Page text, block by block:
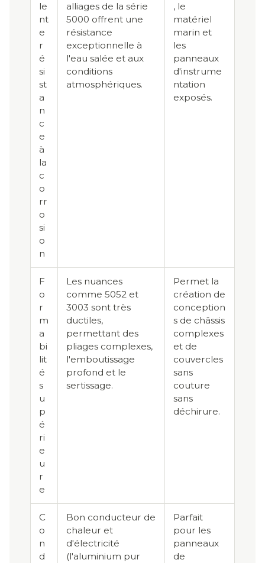
le
nt
e
r
é
si
st
a
n
c
e
à
la
c
o
rr
o
si
o
n
alliages de la série
5000 offrent une
résistance
exceptionnelle à
l'eau salée et aux
conditions
atmosphériques.
, le
matériel
marin et
les
panneaux
d'instrume
ntation
exposés.
F
o
r
m
a
bi
lit
é
s
u
p
é
ri
e
u
r
e
Les nuances
comme 5052 et
3003 sont très
ductiles,
permettant des
pliages complexes,
l'emboutissage
profond et le
sertissage.
Permet la
création de
conception
s de châssis
complexes
et de
couvercles
sans
couture
sans
déchirure.
C
o
n
d
Bon conducteur de
chaleur et
d'électricité
(l'aluminium pur
Parfait
pour les
panneaux
de